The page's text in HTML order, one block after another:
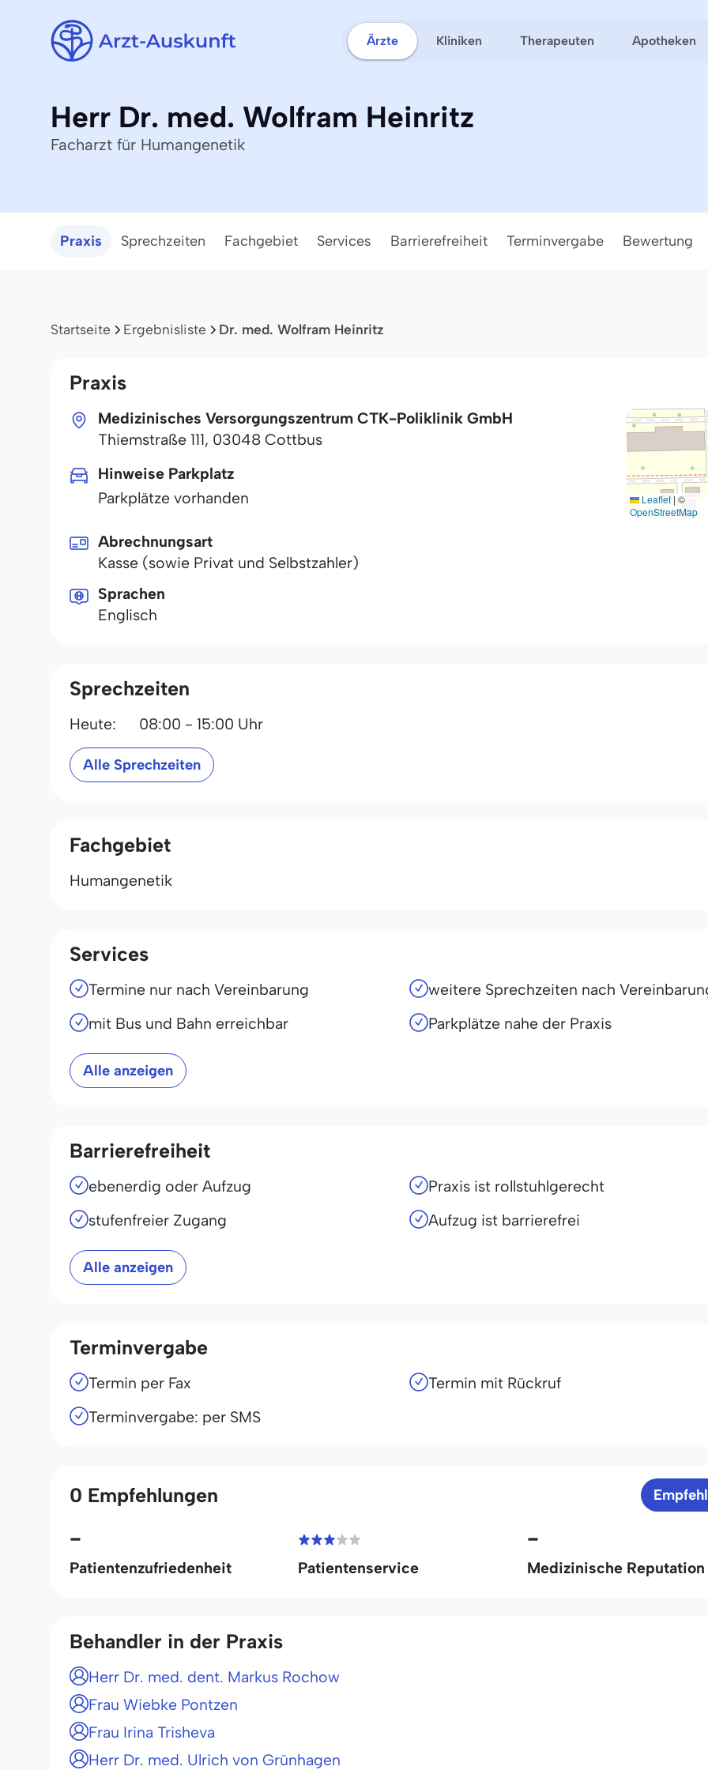
Ärzte Kliniken Therapeuten Apotheken
Herr Dr. med. Wolfram Heinritz
Facharzt für Humangenetik
Praxis Sprechzeiten Fachgebiet Services Barrierefreiheit Terminvergabe Bewertung
Startseite Ergebnisliste Dr. med. Wolfram Heinritz
Praxis
Medizinisches Versorgungszentrum CTK-Poliklinik GmbH
Thiemstraße 111, 03048 Cottbus
Leaflet | ©
OpenStreetMap
Hinweise Parkplatz
Parkplätze vorhanden
Abrechnungsart
Kasse (sowie Privat und Selbstzahler)
Sprachen
Englisch
Sprechzeiten
Heute: 08:00 - 15:00 Uhr
Alle Sprechzeiten
Fachgebiet
Humangenetik
Services
Termine nur nach Vereinbarung
weitere Sprechzeiten nach
mit Bus und Bahn erreichbar
Parkplätze nahe der Praxis
Alle anzeigen
Barrierefreiheit
ebenerdig oder Aufzug
Praxis ist rollstuhlgerecht
stufenfreier Zugang
Aufzug ist barrierefrei
Alle anzeigen
Terminvergabe
Termin per Fax
Termin mit Rückruf
Terminvergabe: per SMS
0 Empfehlungen
-
Patientenzufriedenheit Patientenservice
-
Medizinische Reputation
Behandler in der Praxis
Herr Dr. med. dent. Markus Rochow
Frau Wiebke Pontzen
Frau Irina Trisheva
Herr Dr. med. Ulrich von Grünhagen